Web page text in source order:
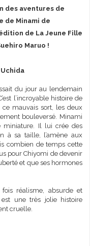
des aventures de
de Minami de
de La Jeune Fille
Maruo !
du jour au lendemain
l’incroyable histoire de
mauvais sort, les deux
bouleversé. Minami
miniature. Il lui crée des
à sa taille, l’amène aux
combien de temps cette
pour Chiyomi de devenir
et que ses hormones
réalisme, absurde et
une très jolie histoire
cruelle.